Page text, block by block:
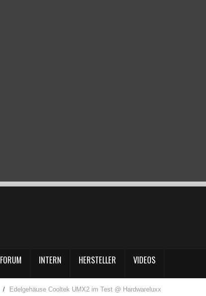
FORUM INTERN HERSTELLER VIDEOS
/ Edelgehäuse Cooltek UMX2 im Test @ Hardwareluxx